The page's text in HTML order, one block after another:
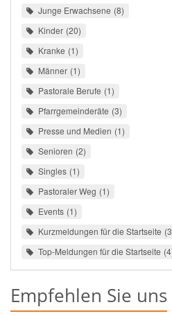
Junge Erwachsene 8
Kinder 20
Kranke 1
Männer 1
Pastorale Berufe 1
Pfarrgemeinderäte 3
Presse und Medien 1
Senioren 2
Singles 1
Pastoraler Weg 1
Events 1
Kurzmeldungen für die Startseite 3
Top-Meldungen für die Startseite 4
Empfehlen Sie uns